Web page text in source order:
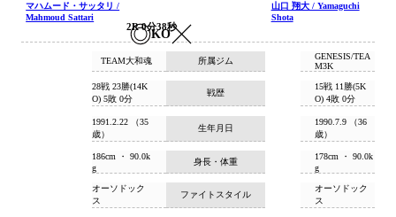
マハムード・サッタリ /
Mahmoud Sattari
KO
2R 0分38秒
山口 翔大 / Yamaguchi
Shota
所属ジム
TEAM大和魂
GENESIS/TEA
M3K
戦歴
28戦 23勝(14K
O) 5敗 0分
15戦 11勝(5K
O) 4敗 0分
生年月日
1991.2.22 （35
歳）
1990.7.9 （36
歳）
身長・体重
186cm ・ 90.0k
g
178cm ・ 90.0k
g
ファイトスタイル
オーソドック
ス
オーソドック
ス